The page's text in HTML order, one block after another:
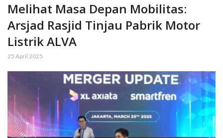
Melihat Masa Depan Mobilitas:
Arsjad Rasjid Tinjau Pabrik Motor
Listrik ALVA
25 April 2025